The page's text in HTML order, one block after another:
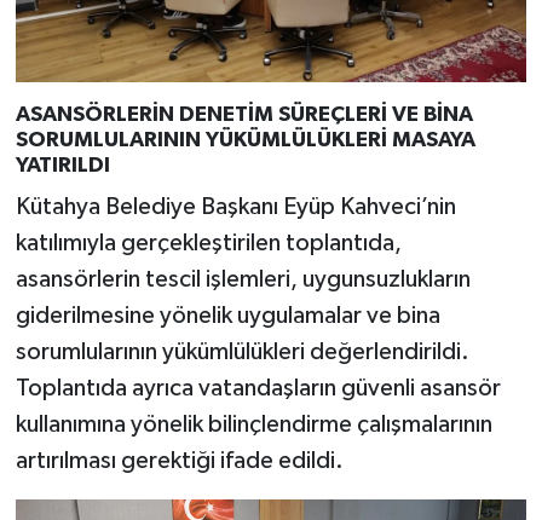
ASANSÖRLERİN DENETİM SÜREÇLERİ VE BİNA
SORUMLULARININ YÜKÜMLÜLÜKLERİ MASAYA
YATIRILDI
Kütahya Belediye Başkanı Eyüp Kahveci’nin
katılımıyla gerçekleştirilen toplantıda,
asansörlerin tescil işlemleri, uygunsuzlukların
giderilmesine yönelik uygulamalar ve bina
sorumlularının yükümlülükleri değerlendirildi.
Toplantıda ayrıca vatandaşların güvenli asansör
kullanımına yönelik bilinçlendirme çalışmalarının
artırılması gerektiği ifade edildi.